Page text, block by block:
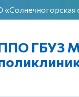
ГБУЗ